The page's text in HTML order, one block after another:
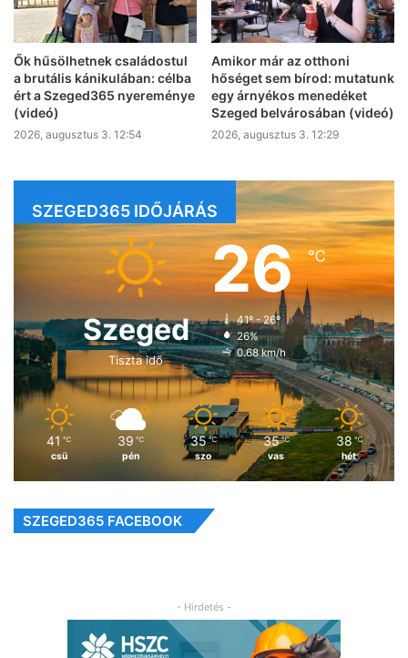
Ők hűsölhetnek családostul
a brutális kánikulában: célba
ért a Szeged365 nyereménye
(videó)
2026, augusztus 3. 12:54
Amikor már az otthoni
hőséget sem bírod: mutatunk
egy árnyékos menedéket
Szeged belvárosában (videó)
2026, augusztus 3. 12:29
SZEGED365 IDŐJÁRÁS
Szeged
Tiszta idő
26℃
41º - 26º
26%
0.68 km/h
41 ℃
csü
39 ℃
pén
35 ℃
szo
35 ℃
vas
38 ℃
hét
SZEGED365 FACEBOOK
- Hirdetés -